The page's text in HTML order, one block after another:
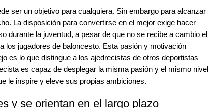
ser un objetivo para cualquiera. Sin embargo para alcanzar
La disposición para convertirse en el mejor exige hacer
durante la juventud, a pesar de que no se recibe a cambio el
los jugadores de baloncesto. Esta pasión y motivación
es lo que distingue a los ajedrecistas de otros deportistas
es capaz de desplegar la misma pasión y el mismo nivel
le inspire y eleve sus propias ambiciones.
y se orientan en el largo plazo